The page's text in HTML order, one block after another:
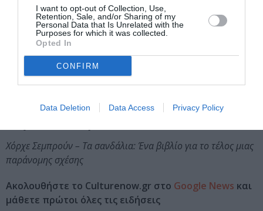
I want to opt-out of Collection, Use,
Retention, Sale, and/or Sharing of my
Personal Data that Is Unrelated with the
Purposes for which it was collected.
Opted In
CONFIRM
Data Deletion Data Access Privacy Policy
Αποσπάσματα από το βιβλίο «Τα
σανδάλια»:
«Ήταν καιρός να μάθουν ποιοι ήταν για τον κόσμο, μέσα
στον κόσμο»
«Ο ερωτισμός είναι σαν το ποδήλατο: Αν δεν προχωρήσεις,
Χόρχε Σεμπρούν – Τα σανδάλια: Ένα βιβλίο για το τέλος μιας
παράνομης σχέσης
Ακολουθήστε το Culturenow.gr στο Google News και
μάθετε πρώτοι όλες τις ειδήσεις